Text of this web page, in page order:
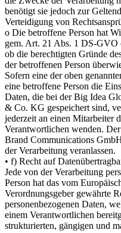
benötigt sie jedoch zur
Verteidigung von
o Die betroffene Person hat
gem. Art. 21 Abs. 1 DS-GVO
ob die berechtigten Gründe
der betroffenen Person
Sofern eine der oben
eine betroffene Person die
Daten, die bei der Big Idea
& Co. KG gespeichert sind,
jederzeit an einen Mitarbeiter
Verantwortlichen wenden.
Brand Communications
der Verarbeitung veranlassen.
• f) Recht auf
Jede von der Verarbeitung
Person hat das vom
Verordnungsgeber gewährte
personenbezogenen Daten,
einem Verantwortlichen
strukturierten, gängigen und